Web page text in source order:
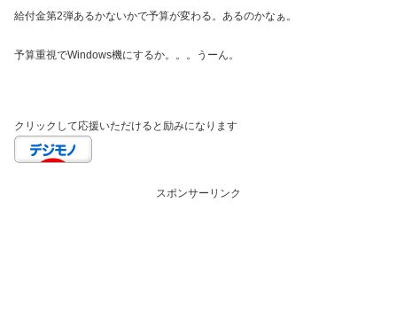
給付金第2弾あるかないかで予算が変わる。あるのかなぁ。
予算重視でWindows機にするか。。。うーん。
クリックして応援いただけると励みになります
スポンサーリンク